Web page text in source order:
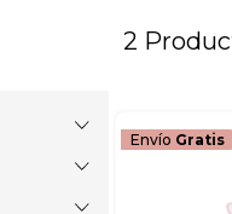
2
Envío Gratis